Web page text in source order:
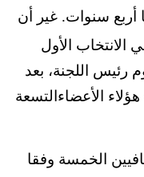
أربع سنوات. غير أن
الانتخاب الأول
رئيس اللجنة، بعد
هؤلاء الأعضاءالتسعة
الخمسة وفقا